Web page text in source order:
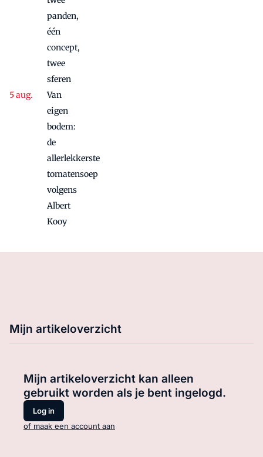
panden,
één
concept,
twee
sferen
Van
eigen
bodem:
de
allerlekkerste
tomatensoep
volgens
Albert
Kooy
Mijn artikeloverzicht
Mijn artikeloverzicht kan alleen
gebruikt worden als je bent ingelogd.
Log in
of maak een account aan